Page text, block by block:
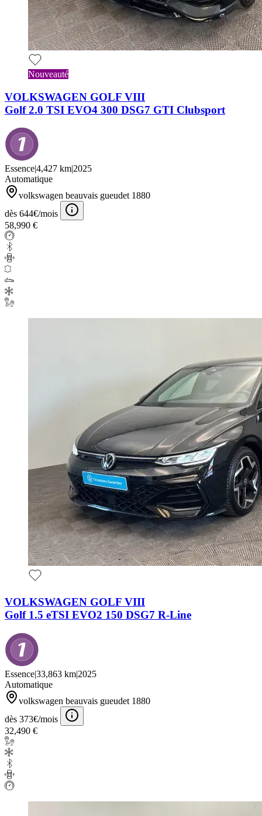
Nouveauté
VOLKSWAGEN GOLF VIII
Golf 2.0 TSI EVO4 300 DSG7 GTI Clubsport
Essence|4,427 km|2025
Automatique
volkswagen beauvais gueudet 1880
dès 644€/mois
58,990 €
VOLKSWAGEN GOLF VIII
Golf 1.5 eTSI EVO2 150 DSG7 R-Line
Essence|33,863 km|2025
Automatique
volkswagen beauvais gueudet 1880
dès 373€/mois
32,490 €